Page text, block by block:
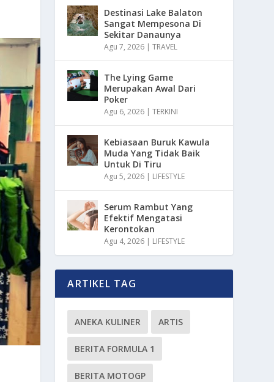
Destinasi Lake Balaton
Sangat Mempesona Di
Sekitar Danaunya
Agu 7, 2026 |TRAVEL
The Lying Game
Merupakan Awal Dari
Poker
Agu 6, 2026 |TERKINI
Kebiasaan Buruk Kawula
Muda Yang Tidak Baik
Untuk Di Tiru
Agu 5, 2026 | LIFESTYLE
Serum Rambut Yang
Efektif Mengatasi
Kerontokan
Agu 4, 2026 | LIFESTYLE
ARTIKEL TAG
ANEKA KULINER ARTIS
BERITA FORMULA 1
BERITA MOTOGP